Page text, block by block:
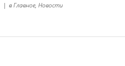
| вГлавное, Новости